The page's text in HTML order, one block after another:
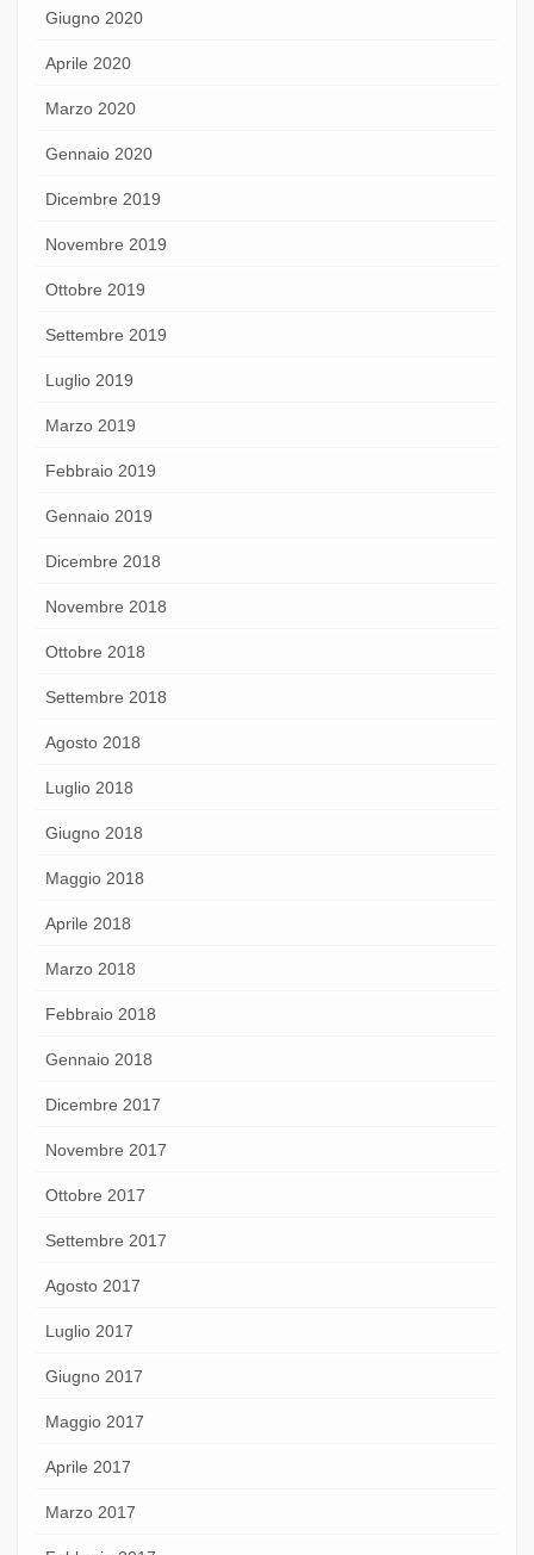
Giugno 2020
Aprile 2020
Marzo 2020
Gennaio 2020
Dicembre 2019
Novembre 2019
Ottobre 2019
Settembre 2019
Luglio 2019
Marzo 2019
Febbraio 2019
Gennaio 2019
Dicembre 2018
Novembre 2018
Ottobre 2018
Settembre 2018
Agosto 2018
Luglio 2018
Giugno 2018
Maggio 2018
Aprile 2018
Marzo 2018
Febbraio 2018
Gennaio 2018
Dicembre 2017
Novembre 2017
Ottobre 2017
Settembre 2017
Agosto 2017
Luglio 2017
Giugno 2017
Maggio 2017
Aprile 2017
Marzo 2017